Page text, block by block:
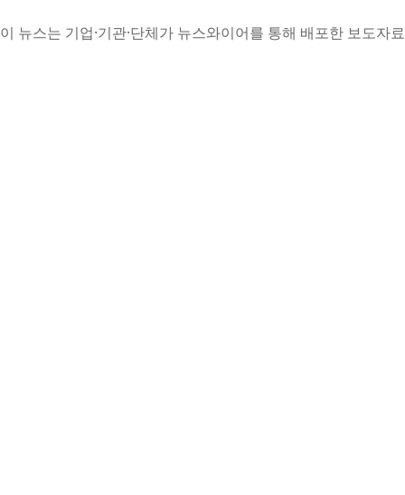
이 뉴스는 기업·기관·단체가 뉴스와이어를 통해 배포한 보도자